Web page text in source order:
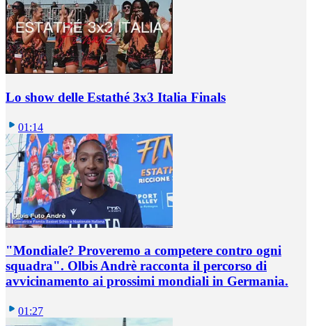
Lo show delle Estathé 3x3 Italia Finals
01:14
"Mondiale? Proveremo a competere contro ogni
squadra". Olbis Andrè racconta il percorso di
avvicinamento ai prossimi mondiali in Germania.
01:27